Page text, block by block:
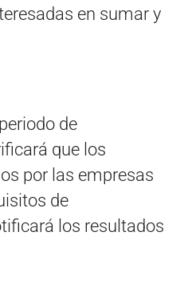
en sumar y
de
que los
por las empresas
de
los resultados